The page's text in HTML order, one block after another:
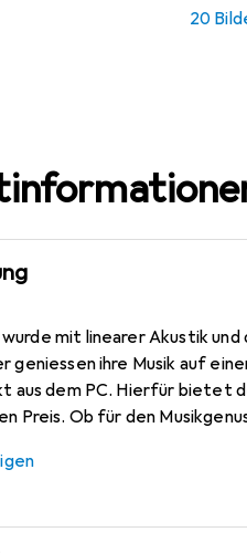
20
mit linearer Akustik
geniessen ihre Musik auf
aus dem PC. Hierfür bietet
Preis. Ob für den
damit störende Reflektionen
Diese Kombination